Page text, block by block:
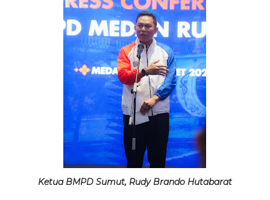
Ketua BMPD Sumut, Rudy Brando Hutabarat